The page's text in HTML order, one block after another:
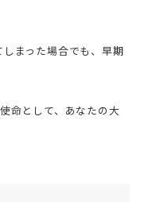
まった場合でも、早期
命として、あなたの大